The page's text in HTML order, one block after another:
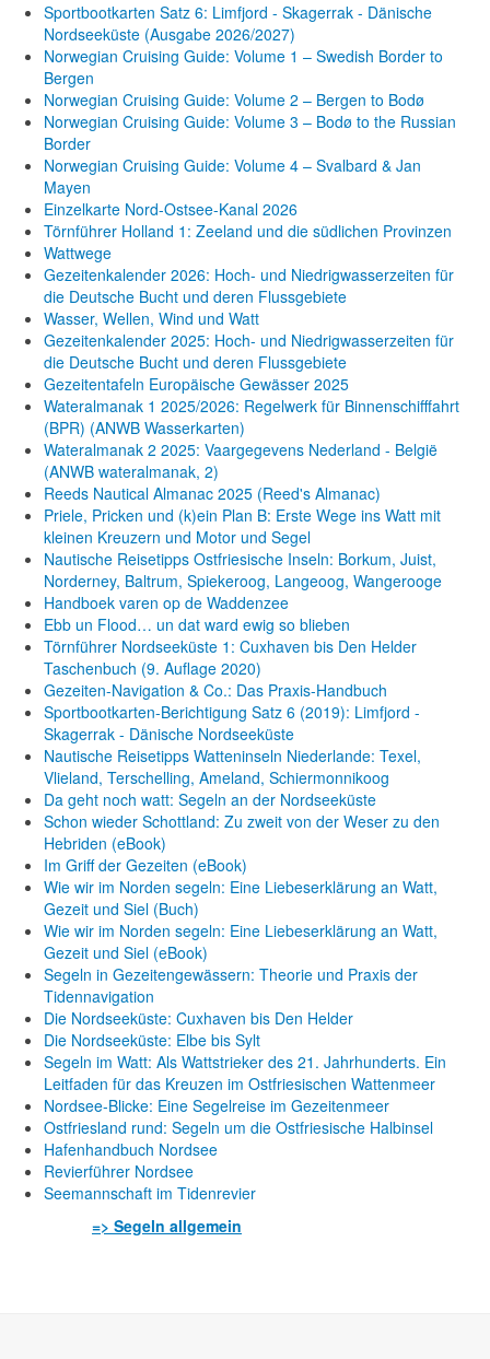
Sportbootkarten Satz 6: Limfjord - Skagerrak - Dänische
Nordseeküste (Ausgabe 2026/2027)
Norwegian Cruising Guide: Volume 1 – Swedish Border to
Bergen
Norwegian Cruising Guide: Volume 2 – Bergen to Bodø
Norwegian Cruising Guide: Volume 3 – Bodø to the Russian
Border
Norwegian Cruising Guide: Volume 4 – Svalbard & Jan
Mayen
Einzelkarte Nord-Ostsee-Kanal 2026
Törnführer Holland 1: Zeeland und die südlichen Provinzen
Wattwege
Gezeitenkalender 2026: Hoch- und Niedrigwasserzeiten für
die Deutsche Bucht und deren Flussgebiete
Wasser, Wellen, Wind und Watt
Gezeitenkalender 2025: Hoch- und Niedrigwasserzeiten für
die Deutsche Bucht und deren Flussgebiete
Gezeitentafeln Europäische Gewässer 2025
Wateralmanak 1 2025/2026: Regelwerk für Binnenschifffahrt
(BPR) (ANWB Wasserkarten)
Wateralmanak 2 2025: Vaargegevens Nederland - België
(ANWB wateralmanak, 2)
Reeds Nautical Almanac 2025 (Reed's Almanac)
Priele, Pricken und (k)ein Plan B: Erste Wege ins Watt mit
kleinen Kreuzern und Motor und Segel
Nautische Reisetipps Ostfriesische Inseln: Borkum, Juist,
Norderney, Baltrum, Spiekeroog, Langeoog, Wangerooge
Handboek varen op de Waddenzee
Ebb un Flood… un dat ward ewig so blieben
Törnführer Nordseeküste 1: Cuxhaven bis Den Helder
Taschenbuch (9. Auflage 2020)
Gezeiten-Navigation & Co.: Das Praxis-Handbuch
Sportbootkarten-Berichtigung Satz 6 (2019): Limfjord -
Skagerrak - Dänische Nordseeküste
Nautische Reisetipps Watteninseln Niederlande: Texel,
Vlieland, Terschelling, Ameland, Schiermonnikoog
Da geht noch watt: Segeln an der Nordseeküste
Schon wieder Schottland: Zu zweit von der Weser zu den
Hebriden (eBook)
Im Griff der Gezeiten (eBook)
Wie wir im Norden segeln: Eine Liebeserklärung an Watt,
Gezeit und Siel (Buch)
Wie wir im Norden segeln: Eine Liebeserklärung an Watt,
Gezeit und Siel (eBook)
Segeln in Gezeitengewässern: Theorie und Praxis der
Tidennavigation
Die Nordseeküste: Cuxhaven bis Den Helder
Die Nordseeküste: Elbe bis Sylt
Segeln im Watt: Als Wattstrieker des 21. Jahrhunderts. Ein
Leitfaden für das Kreuzen im Ostfriesischen Wattenmeer
Nordsee-Blicke: Eine Segelreise im Gezeitenmeer
Ostfriesland rund: Segeln um die Ostfriesische Halbinsel
Hafenhandbuch Nordsee
Revierführer Nordsee
Seemannschaft im Tidenrevier
=> Segeln allgemein